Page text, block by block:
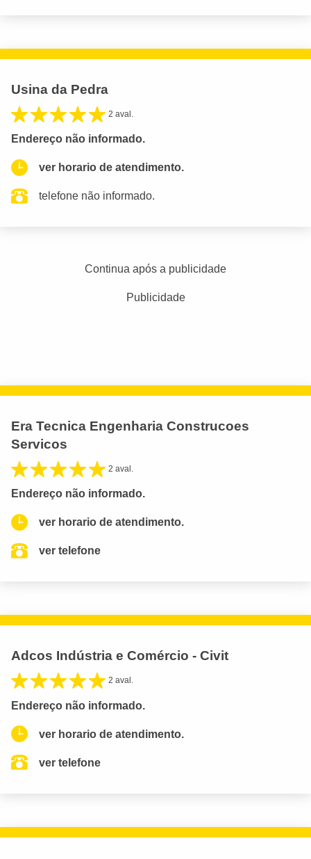
Usina da Pedra
2 aval.
Endereço não informado.
ver horario de atendimento.
telefone não informado.
Continua após a publicidade
Publicidade
Era Tecnica Engenharia Construcoes
Servicos
2 aval.
Endereço não informado.
ver horario de atendimento.
ver telefone
Adcos Indústria e Comércio - Civit
2 aval.
Endereço não informado.
ver horario de atendimento.
ver telefone